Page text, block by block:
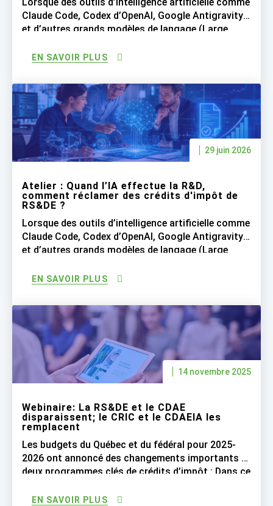
Claude Code, Codex d’OpenAI, Google Antigravity
et d’autres grands modèles de langage (Large
partie du travail de programmation, les entreprises
de RS&DE pour les salaires des développeurs
logiciels qui supervisent désormais l’IA qui génère
le code […]
EN SAVOIR PLUS
29 juin 2026
Atelier : Quand l’IA effectue la R&D,
comment réclamer des crédits d'impôt de
RS&DE ?
Lorsque des outils d’intelligence artificielle comme
Claude Code, Codex d’OpenAI, Google Antigravity
et d’autres grands modèles de langage (Large
partie du travail de programmation, les entreprises
de RS&DE pour les salaires des développeurs
logiciels qui supervisent désormais l’IA qui génère
le code […]
EN SAVOIR PLUS
14 novembre 2025
Webinaire: La RS&DE et le CDAE
disparaissent; le CRIC et le CDAEIA les
remplacent
Les budgets du Québec et du fédéral pour 2025-
2026 ont annoncé des changements importants à
deux programmes clés de crédits d’impôt : Dans ce
mesures fiscales introduites et leurs
EN SAVOIR PLUS